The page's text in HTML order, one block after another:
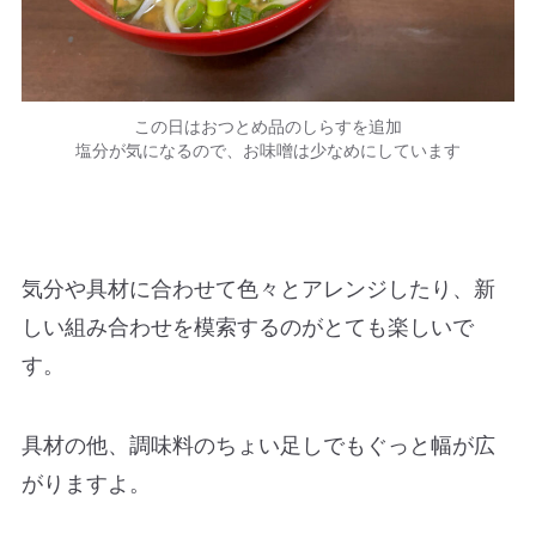
この日はおつとめ品のしらすを追加
塩分が気になるので、お味噌は少なめにしています
気分や具材に合わせて色々とアレンジしたり、新
しい組み合わせを模索するのがとても楽しいで
す。
具材の他、調味料のちょい足しでもぐっと幅が広
がりますよ。